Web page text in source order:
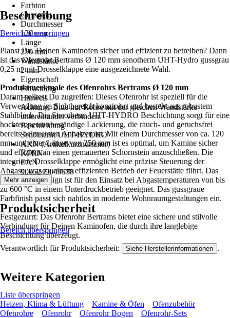
Farbton
Gussgrau
Durchmesser
120 mm
Länge
250 mm
Wandstärke
2 mm
Eigenschaft
Einwandig
Hinweis
Achtung: Bitte nur Rohre mit der gleichen Wandstärke
untereinander verbinden.
Beschichtung
Senotherm UHT-HYDRO
AKN (Artikelkurznummer)
KFRN
EAN
9005249049538
Beschreibung
Bereich überspringen
Planst Du, Deinen Kaminofen sicher und effizient zu betreiben? Dann
ist das Ofenrohr Bertrams Ø 120 mm senotherm UHT-Hydro gussgrau
0,25 m mit Drosselklappe eine ausgezeichnete Wahl.
Produktmerkmale des Ofenrohrs Bertrams Ø 120 mm
Darum solltest Du zugreifen: Dieses Ofenrohr ist speziell für die
Verwendung im Sichtbereich konzipiert und besteht aus robustem
Stahlblech. Die Senotherm UHT-HYDRO Beschichtung sorgt für eine
hochtemperaturbeständige Lackierung, die rauch- und geruchsfrei
bereits beim ersten Anheizen ist. Mit einem Durchmesser von ca. 120
mm und einer Länge von 250 mm ist es optimal, um Kamine sicher
und effizient an einen gemauerten Schornstein anzuschließen. Die
integrierte Drosselklappe ermöglicht eine präzise Steuerung der
Abgase, was zu einem effizienten Betrieb der Feuerstätte führt. Das
einwandige Design ist für den Einsatz bei Abgastemperaturen von bis
zu 600 °C in einem Unterdruckbetrieb geeignet. Das gussgraue
Farbfinish passt sich nahtlos in moderne Wohnraumgestaltungen ein.
Festgezurrt: Das Ofenrohr Bertrams bietet eine sichere und stilvolle
Verbindung für Deinen Kaminofen, die durch ihre langlebige
Beschichtung überzeugt.
Mehr anzeigen
Produktsicherheit
Bereich überspringen
Verantwortlich für Produktsicherheit: Siehe Herstellerinformationen .
Weitere Kategorien
Liste überspringen
Heizen, Klima & Lüftung
Kamine & Öfen
Ofenzubehör
Ofenrohre
Ofenrohr Ofenrohr Bogen
Ofenrohr-Sets